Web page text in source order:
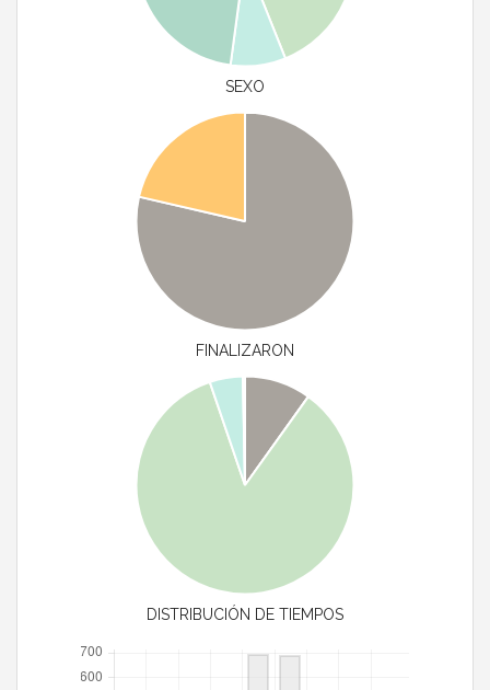
SEXO
FINALIZARON
DISTRIBUCIÓN DE TIEMPOS